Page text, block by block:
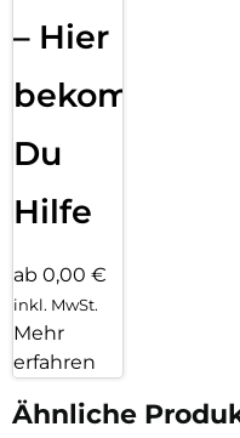
– Hier
bekommst
Du
Hilfe
ab 0,00 €
inkl. MwSt.
Mehr
erfahren
Ähnliche